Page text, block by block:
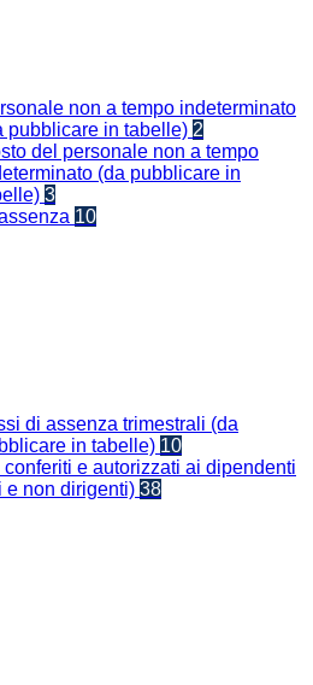
non a tempo indeterminato
pubblicare in tabelle) 2
del personale non a tempo
(da pubblicare in
3
10
di assenza trimestrali (da
in tabelle) 10
conferiti e autorizzati ai dipendenti
e non dirigenti) 38